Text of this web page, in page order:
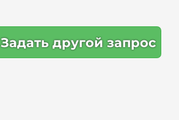
Задать другой запрос